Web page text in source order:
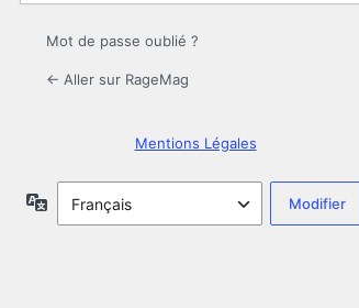
Mot de passe oublié ?
← Aller sur RageMag
Mentions Légales
Langue